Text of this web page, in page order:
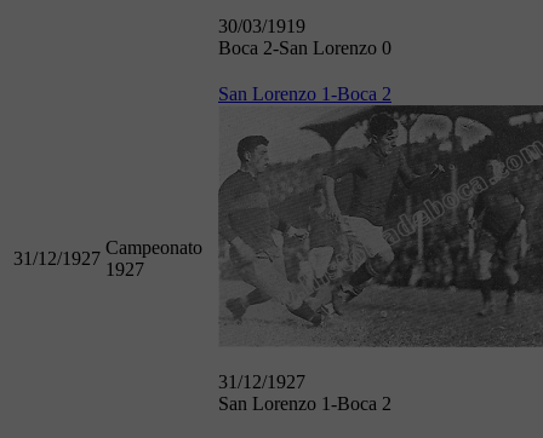
30/03/1919
Boca 2-San Lorenzo 0
31/12/1927
Campeonato
1927
San Lorenzo 1-Boca 2
31/12/1927
San Lorenzo 1-Boca 2